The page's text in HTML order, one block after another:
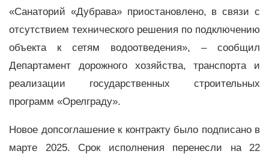
«Санаторий «Дубрава» приостановлено, в связи с
отсутствием технического решения по подключению
объекта к сетям водоотведения», – сообщил
Департамент дорожного хозяйства, транспорта и
реализации государственных строительных
программ «Орелграду».
Новое допсоглашение к контракту было подписано в
марте 2025. Срок исполнения перенесли на 22